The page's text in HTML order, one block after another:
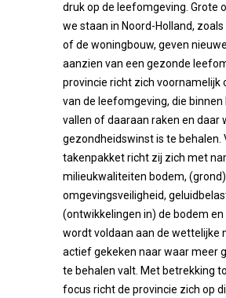
druk op de leefomgeving. Grote
we staan in Noord-Holland,
of de woningbouw, geven
aanzien van een gezonde
provincie richt zich voornamelijk
van de leefomgeving, die
vallen of daaraan raken en daar
gezondheidswinst is te behalen.
takenpakket richt zij zich met
milieukwaliteiten bodem,
omgevingsveiligheid,
(ontwikkelingen in) de bodem en
wordt voldaan aan de wettelijke
actief gekeken naar waar meer
te behalen valt. Met betrekking
focus richt de provincie zich op